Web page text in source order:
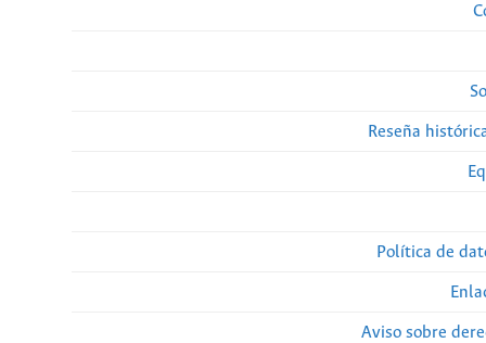
Reseña
Política de
Aviso sobre